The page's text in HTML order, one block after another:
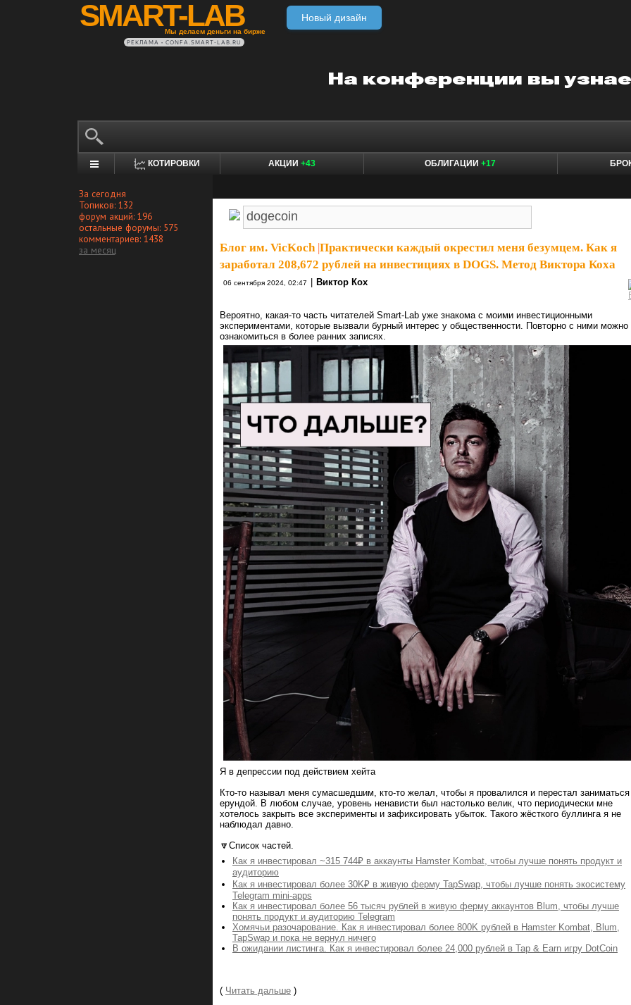
SMART-LAB
Мы делаем деньги на бирже
Новый дизайн
РЕКЛАМА • CONFA.SMART-LAB.RU
КОТИРОВКИ АКЦИИ +43 ОБЛИГАЦИИ +17
За сегодня
Топиков: 132
форум акций: 196
остальные форумы: 575
комментариев: 1438
за месяц
Блог им. VicKoch| Практически каждый окрестил меня безумцем. Как я
заработал 208,672 рублей на инвестициях в DOGS. Метод Виктора Коха
06 сентября 2024, 02:47 Виктор Кох
Вероятно, какая-то часть читателей Smart-Lab уже знакома с моими инвестиционными
экспериментами, которые вызвали бурный интерес у общественности. Повторно с ними можно
ознакомиться в более ранних записях.
Я в депрессии под действием хейта
Кто-то называл меня сумасшедшим, кто-то желал, чтобы я провалился и перестал заниматься
ерундой. В любом случае, уровень ненависти был настолько велик, что периодически мне
хотелось закрыть все эксперименты и зафиксировать убыток. Такого жёсткого буллинга я не
наблюдал давно.
🔽Список частей.
Как я инвестировал ~315 744₽ в аккаунты Hamster Kombat, чтобы лучше понять продукт и
аудиторию
Как я инвестировал более 30K₽ в живую ферму TapSwap, чтобы лучше понять экосистему
Telegram mini-apps
Как я инвестировал более 56 тысяч рублей в живую ферму аккаунтов Blum, чтобы лучше
понять продукт и аудиторию Telegram
Хомячьи разочарование. Как я инвестировал более 800K рублей в Hamster Kombat, Blum,
TapSwap и пока не вернул ничего
В ожидании листинга. Как я инвестировал более 24,000 рублей в Tap & Earn игру DotCoin
( Читать дальше )